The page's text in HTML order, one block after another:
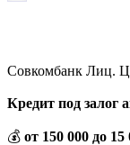
Совкомбанк Лиц.
Кредит под залог
💰 от 150 000 до